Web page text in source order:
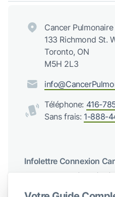
Cancer
133 Richmond St.
Toronto, ON
M5H 2L3
Téléphone: 416-
Sans frais: 1-888-
Infolettre Connexion
Recevez des mises à jour